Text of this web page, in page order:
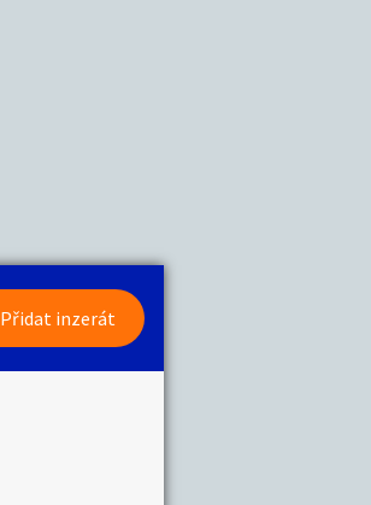
Přidat inzerát
Sběratelství